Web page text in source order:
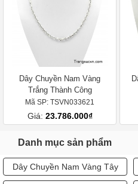
Dây Chuyền Nam Vàng
Trắng Thành Công
Mã SP: TSVN033621
Giá: 23.786.000₫
Danh mục sản phẩm
Dây Chuyền Nam Vàng Tây